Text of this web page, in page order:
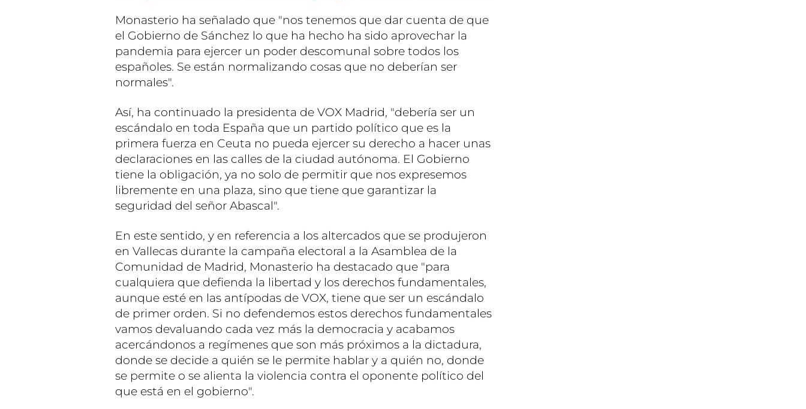
Monasterio ha señalado que "nos tenemos que dar cuenta de que
el Gobierno de Sánchez lo que ha hecho ha sido aprovechar la
pandemia para ejercer un poder descomunal sobre todos los
españoles. Se están normalizando cosas que no deberían ser
normales".
Así, ha continuado la presidenta de VOX Madrid, "debería ser un
escándalo en toda España que un partido político que es la
primera fuerza en Ceuta no pueda ejercer su derecho a hacer unas
declaraciones en las calles de la ciudad autónoma. El Gobierno
tiene la obligación, ya no solo de permitir que nos expresemos
libremente en una plaza, sino que tiene que garantizar la
seguridad del señor Abascal".
En este sentido, y en referencia a los altercados que se produjeron
en Vallecas durante la campaña electoral a la Asamblea de la
Comunidad de Madrid, Monasterio ha destacado que "para
cualquiera que defienda la libertad y los derechos fundamentales,
aunque esté en las antípodas de VOX, tiene que ser un escándalo
de primer orden. Si no defendemos estos derechos fundamentales
vamos devaluando cada vez más la democracia y acabamos
acercándonos a regímenes que son más próximos a la dictadura,
donde se decide a quién se le permite hablar y a quién no, donde
se permite o se alienta la violencia contra el oponente político del
que está en el gobierno".